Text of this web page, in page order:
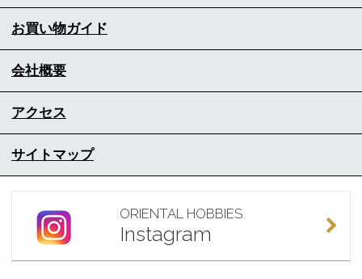
お買い物ガイド
会社概要
アクセス
サイトマップ
ORIENTAL HOBBIES
Instagram